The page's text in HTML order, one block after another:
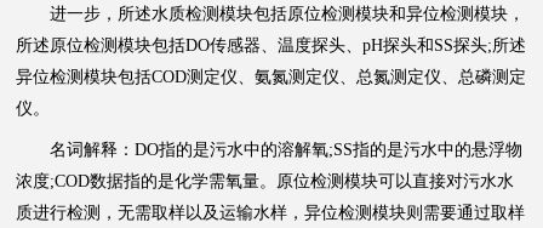
进一步，所述水质检测模块包括原位检测模块和异位检测模块，
所述原位检测模块包括DO传感器、温度探头、pH探头和SS探头;所述
异位检测模块包括COD测定仪、氨氮测定仪、总氮测定仪、总磷测定
仪。
名词解释：DO指的是污水中的溶解氧;SS指的是污水中的悬浮物
浓度;COD数据指的是化学需氧量。原位检测模块可以直接对污水水
质进行检测，无需取样以及运输水样，异位检测模块则需要通过取样